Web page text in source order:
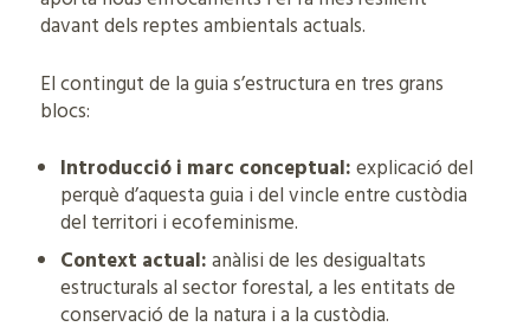
davant dels reptes ambientals actuals.
El contingut de la guia s’estructura en tres grans
blocs:
Introducció i marc conceptual:explicació del
perquè d’aquesta guia i del vincle entre custòdia
del territori i ecofeminisme.
Context actual:anàlisi de les desigualtats
estructurals al sector forestal, a les entitats de
conservació de la natura i a la custòdia.